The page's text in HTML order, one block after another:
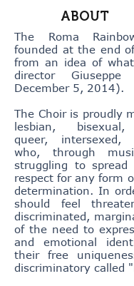
ABOUT
The Roma
founded at the end
from an idea of
director
December 5, 2014).
The Choir is proudly
lesbian, bisexual,
queer, intersexed,
who, through
struggling to
respect for any form
determination. In
should feel
discriminated,
of the need to
and emotional
their free
discriminatory called